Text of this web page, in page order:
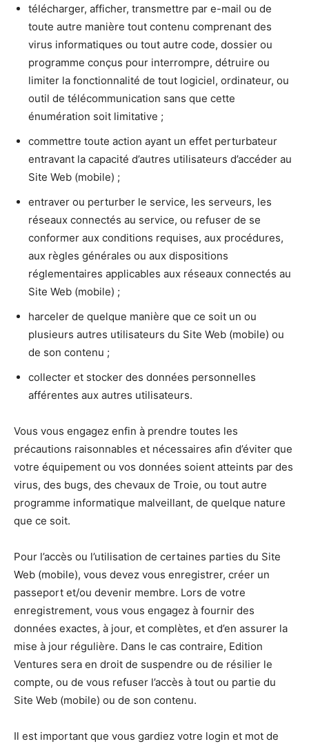
télécharger, afficher, transmettre par e-mail ou de
toute autre manière tout contenu comprenant des
virus informatiques ou tout autre code, dossier ou
programme conçus pour interrompre, détruire ou
limiter la fonctionnalité de tout logiciel, ordinateur, ou
outil de télécommunication sans que cette
énumération soit limitative ;
commettre toute action ayant un effet perturbateur
entravant la capacité d’autres utilisateurs d’accéder au
Site Web (mobile) ;
entraver ou perturber le service, les serveurs, les
réseaux connectés au service, ou refuser de se
conformer aux conditions requises, aux procédures,
aux règles générales ou aux dispositions
réglementaires applicables aux réseaux connectés au
Site Web (mobile) ;
harceler de quelque manière que ce soit un ou
plusieurs autres utilisateurs du Site Web (mobile) ou
de son contenu ;
collecter et stocker des données personnelles
afférentes aux autres utilisateurs.
Vous vous engagez enfin à prendre toutes les
précautions raisonnables et nécessaires afin d’éviter que
votre équipement ou vos données soient atteints par des
virus, des bugs, des chevaux de Troie, ou tout autre
programme informatique malveillant, de quelque nature
que ce soit.
Pour l’accès ou l’utilisation de certaines parties du Site
Web (mobile), vous devez vous enregistrer, créer un
passeport et/ou devenir membre. Lors de votre
enregistrement, vous vous engagez à fournir des
données exactes, à jour, et complètes, et d’en assurer la
mise à jour régulière. Dans le cas contraire, Edition
Ventures sera en droit de suspendre ou de résilier le
compte, ou de vous refuser l’accès à tout ou partie du
Site Web (mobile) ou de son contenu.
Il est important que vous gardiez votre login et mot de